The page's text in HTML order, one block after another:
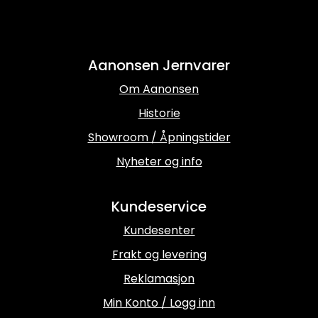
Aanonsen Jernvarer
Om Aanonsen
Historie
Showroom / Åpningstider
Nyheter og info
Kundeservice
Kundesenter
Frakt og levering
Reklamasjon
Min Konto / Logg inn